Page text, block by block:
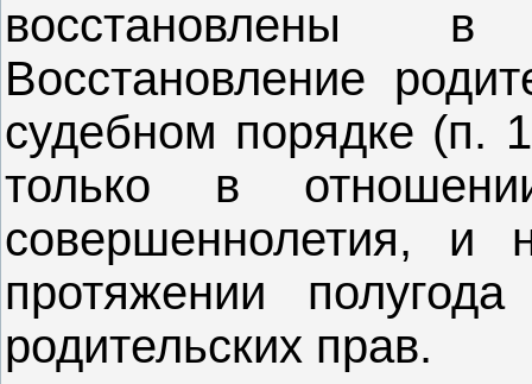
восстановлены в
Восстановление
судебном порядке (п.
только в
совершеннолетия,
протяжении
родительских прав.